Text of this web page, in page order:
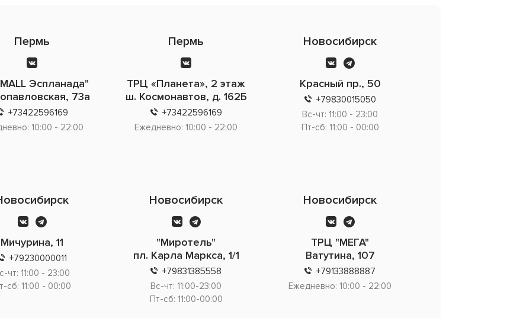
Пермь
Эспланада"
73а
+73422596169
10:00 - 22:00
Пермь
ТРЦ «Планета», 2 этаж
ш. Космонавтов, д. 162Б
+73422596169
Ежедневно: 10:00 - 22:00
Новосибирск
Красный пр., 50
+79830015050
Вс-чт: 11:00 - 23:00
Пт-сб: 11:00 - 00:00
Мичурина, 11
+79230000011
чт: 11:00 - 23:00
сб: 11:00 - 00:00
Новосибирск
"Миротель"
пл. Карла Маркса, 1/1
+79831385558
Вс-чт: 11:00-23:00
Пт-сб: 11:00-00:00
Новосибирск
ТРЦ "МЕГА"
Ватутина, 107
+79133888887
Ежедневно: 10:00 - 22:00